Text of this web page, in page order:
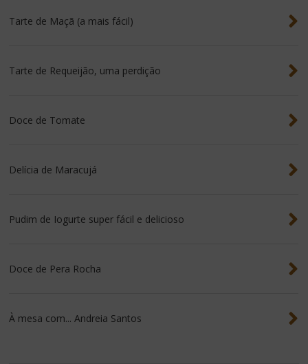
Tarte de Maçã (a mais fácil)
Tarte de Requeijão, uma perdição
Doce de Tomate
Delícia de Maracujá
Pudim de Iogurte super fácil e delicioso
Doce de Pera Rocha
À mesa com... Andreia Santos